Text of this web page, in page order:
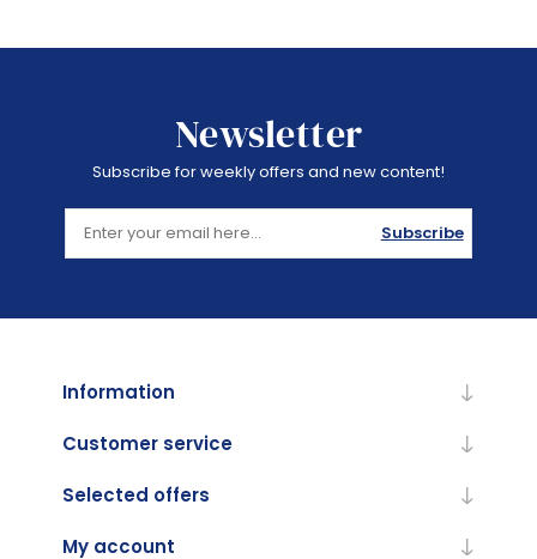
Newsletter
Subscribe for weekly offers and new content!
Subscribe
Information
Customer service
Selected offers
My account